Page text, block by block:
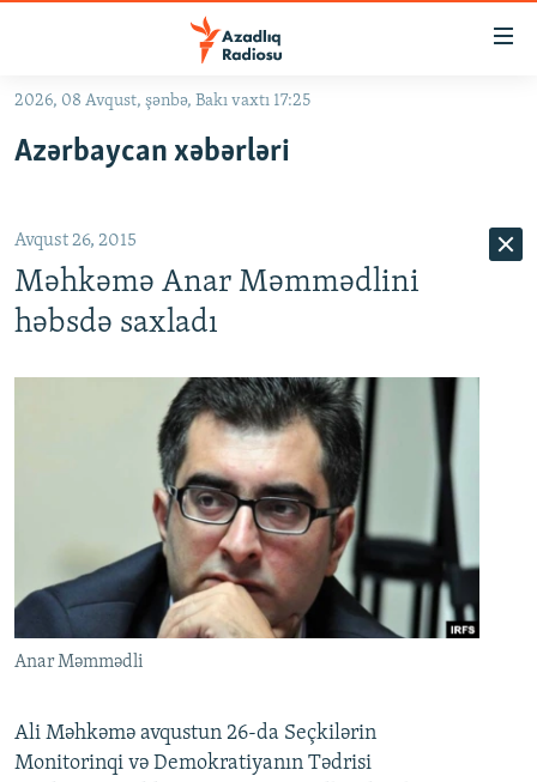
Əsas
qayıt
qayıt
Axtarışa
keç
#ƏSLINDƏ
İNFOQRAFIKA
KARIKATURA
AZƏRBAYCAN ƏDƏBIYYATI KITABXANASI
İSLAM VƏ DEMOKRATIYA
MISSIYAMIZ
PEŞƏ ETIKASI VƏ JURNALISTIKA STANDARTLARIMIZ
BIZIMLƏ ƏLAQƏ
XƏBƏR BÜLLETENLƏRIMIZ
BIZI IZLƏ
2026, 08 Avqust, şənbə, Bakı vaxtı 17:25
Azərbaycan xəbərləri
Avqust 26, 2015
Məhkəmə Anar Məmmədlini
həbsdə saxladı
Anar Məmmədli
Ali Məhkəmə avqustun 26-da Seçkilərin
Monitorinqi və Demokratiyanın Tədrisi